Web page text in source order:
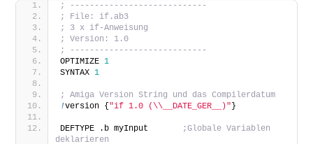
; ----------------------------
; File: if.ab3
; 3 x if-Anweisung
; Version: 1.0
; ----------------------------
OPTIMIZE 1
SYNTAX 1
; Amiga Version String und das Compilerdatum
!version { "if 1.0 (\\__DATE_GER__)" }
DEFTYPE .b myInput
;Globale Variablen
deklarieren